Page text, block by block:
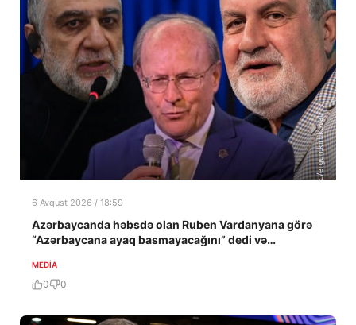
6 Avqust 2026 / 18:59
Azərbaycanda həbsdə olan Ruben Vardanyana görə
“Azərbaycana ayaq basmayacağını” dedi və…
MEDİA
0 0